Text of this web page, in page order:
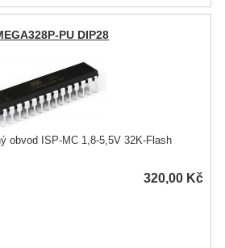
PU DIP28
obvod ISP-MC 1,8-5,5V 32K-Flash
320,00 Kč